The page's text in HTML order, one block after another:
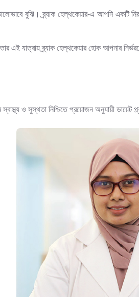
বুঝি। ব্র্যাক হেল্‌থকেয়ার-এ আপনি একটি
এই যাত্রায় ব্র্যাক হেল্‌থকেয়ার হোক আপনার
ও সুস্থতা নিশ্চিতে প্রয়োজন অনুযায়ী ডায়েট